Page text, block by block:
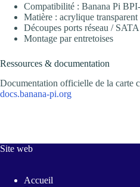
Compatibilité : Banana Pi
Matière : acrylique transparent
Découpes ports réseau /
Montage par entretoises
Ressources & documentation
Documentation officielle de la carte
docs.banana-pi.org
Site web
Accueil